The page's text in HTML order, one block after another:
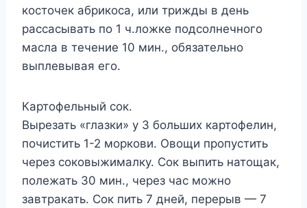
косточек абрикоса, или трижды в день
рассасывать по 1 ч.ложке подсолнечного
масла в течение 10 мин., обязательно
выплевывая его.
Картофельный сок.
Вырезать «глазки» у 3 больших картофелин,
почистить 1-2 моркови. Овощи пропустить
через соковыжималку. Сок выпить натощак,
полежать 30 мин., через час можно
завтракать. Сок пить 7 дней, перерыв — 7